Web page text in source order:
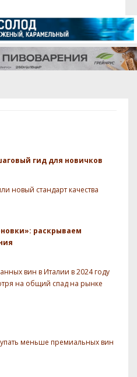
гид для новичков
новый стандарт качества
раскрываем
вин в Италии в 2024 году
на общий спад на рынке
меньше премиальных вин